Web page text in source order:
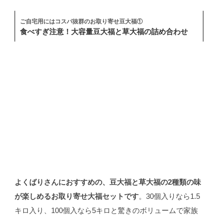
ご自宅用にはコスパ抜群のお取り寄せ豆大福①
食べすぎ注意！大容量豆大福と草大福の詰め合わせ
よくばりさんにおすすめの、豆大福と草大福の2種類の味
が楽しめるお取り寄せ大福セットです。30個入りなら1.5
キロ入り、100個入なら5キロと驚きのボリュームで家族